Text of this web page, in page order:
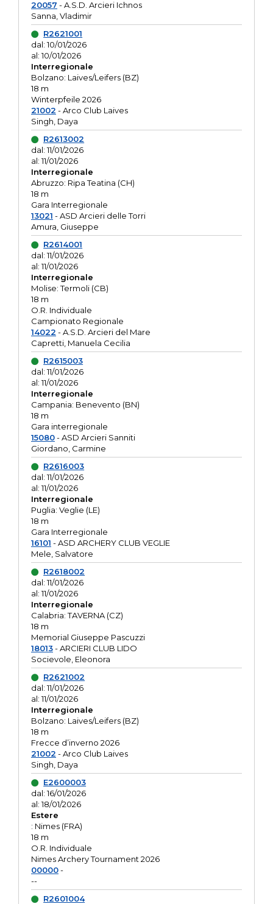
20057 - A.S.D. Arcieri Ichnos
Sanna, Vladimir
R2621001
dal: 10/01/2026
al: 10/01/2026
Interregionale
Bolzano: Laives/Leifers (BZ)
18 m
Winterpfeile 2026
21002 - Arco Club Laives
Singh, Daya
R2613002
dal: 11/01/2026
al: 11/01/2026
Interregionale
Abruzzo: Ripa Teatina (CH)
18 m
Gara Interregionale
13021 - ASD Arcieri delle Torri
Amura, Giuseppe
R2614001
dal: 11/01/2026
al: 11/01/2026
Interregionale
Molise: Termoli (CB)
18 m
O.R. Individuale
Campionato Regionale
14022 - A.S.D. Arcieri del Mare
Capretti, Manuela Cecilia
R2615003
dal: 11/01/2026
al: 11/01/2026
Interregionale
Campania: Benevento (BN)
18 m
Gara interregionale
15080- ASD Arcieri Sanniti
Giordano, Carmine
R2616003
dal: 11/01/2026
al: 11/01/2026
Interregionale
Puglia: Veglie (LE)
18 m
Gara Interregionale
16101 - ASD ARCHERY CLUB VEGLIE
Mele, Salvatore
R2618002
dal: 11/01/2026
al: 11/01/2026
Interregionale
Calabria: TAVERNA (CZ)
18 m
Memorial Giuseppe Pascuzzi
18013- ARCIERI CLUB LIDO
Socievole, Eleonora
R2621002
dal: 11/01/2026
al: 11/01/2026
Interregionale
Bolzano: Laives/Leifers (BZ)
18 m
Frecce d’inverno 2026
21002 - Arco Club Laives
Singh, Daya
E2600003
dal: 16/01/2026
al: 18/01/2026
Estere
: Nimes (FRA)
18 m
O.R. Individuale
Nimes Archery Tournament 2026
00000-
--
R2601004